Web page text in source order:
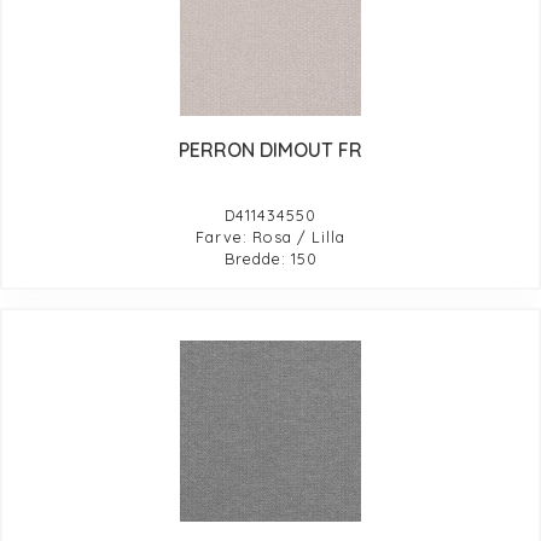
PERRON DIMOUT FR
D411434550
Farve: Rosa / Lilla
Bredde: 150